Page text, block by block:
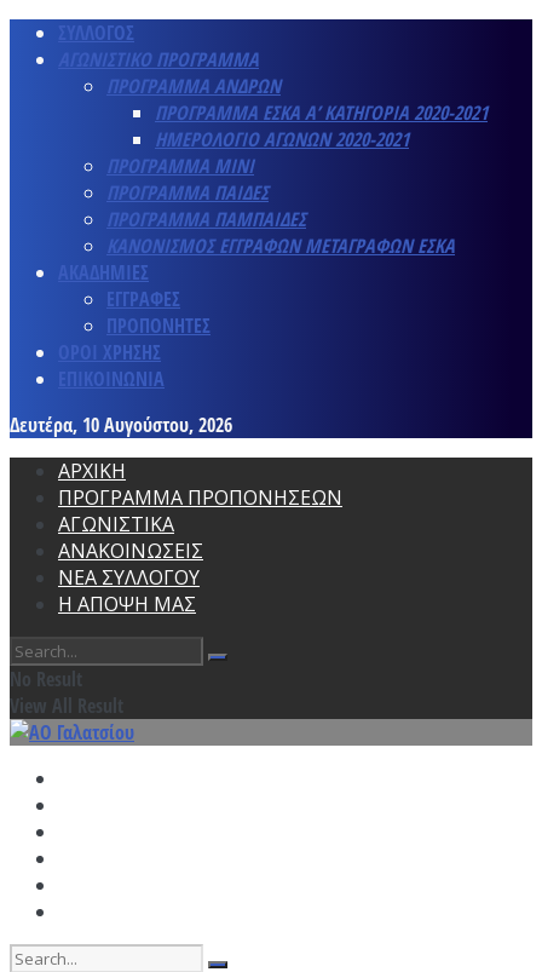
ΣΥΛΛΟΓΟΣ
ΑΓΩΝΙΣΤΙΚΟ ΠΡΟΓΡΑΜΜΑ
ΠΡΟΓΡΑΜΜΑ ΑΝΔΡΩΝ
ΠΡΟΓΡΑΜΜΑ ΕΣΚΑ Α’ ΚΑΤΗΓΟΡΙΑ 2020-2021
ΗΜΕΡΟΛΟΓΙΟ ΑΓΩΝΩΝ 2020-2021
ΠΡΟΓΡΑΜΜΑ ΜΙΝΙ
ΠΡΟΓΡΑΜΜΑ ΠΑΙΔΕΣ
ΠΡΟΓΡΑΜΜΑ ΠΑΜΠΑΙΔΕΣ
ΚΑΝΟΝΙΣΜΟΣ ΕΓΓΡΑΦΩΝ ΜΕΤΑΓΡΑΦΩΝ ΕΣΚΑ
ΑΚΑΔΗΜΙΕΣ
ΕΓΓΡΑΦΕΣ
ΠΡΟΠΟΝΗΤΕΣ
ΟΡΟΙ ΧΡΗΣΗΣ
ΕΠΙΚΟΙΝΩΝΙΑ
Δευτέρα, 10 Αυγούστου, 2026
ΑΡΧΙΚΗ
ΠΡΟΓΡΑΜΜΑ ΠΡΟΠΟΝΗΣΕΩΝ
ΑΓΩΝΙΣΤΙΚΑ
ΑΝΑΚΟΙΝΩΣΕΙΣ
ΝΕΑ ΣΥΛΛΟΓΟΥ
Η ΑΠΟΨΗ ΜΑΣ
No Result
View All Result